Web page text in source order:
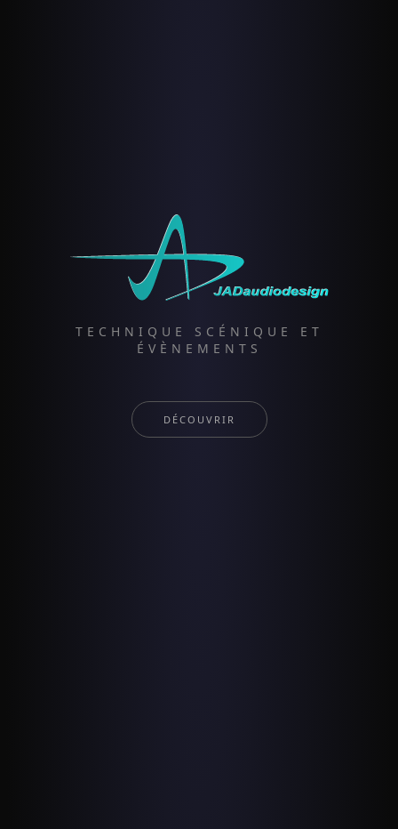
TECHNIQUE SCÉNIQUE ET
ÉVÈNEMENTS
DÉCOUVRIR